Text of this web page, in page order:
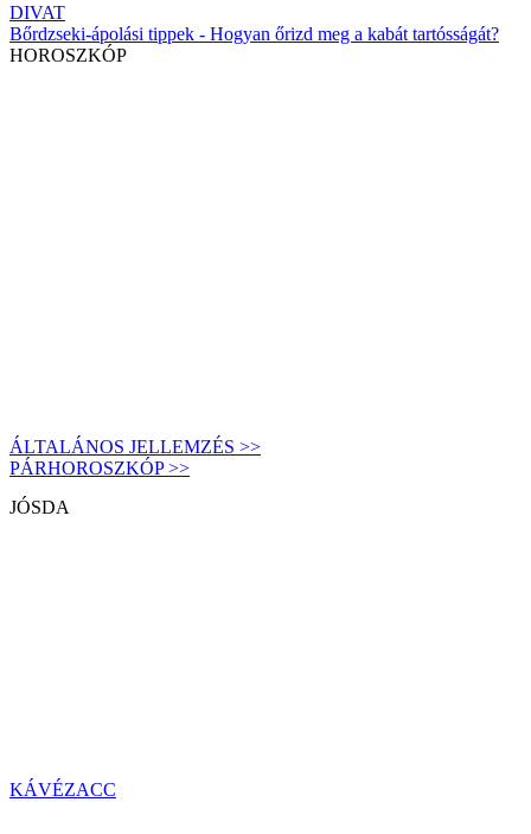
DIVAT
Bőrdzseki-ápolási tippek - Hogyan őrizd meg a kabát tartósságát?
HOROSZKÓP
ÁLTALÁNOS JELLEMZÉS >>
PÁRHOROSZKÓP >>
JÓSDA
KÁVÉZACC